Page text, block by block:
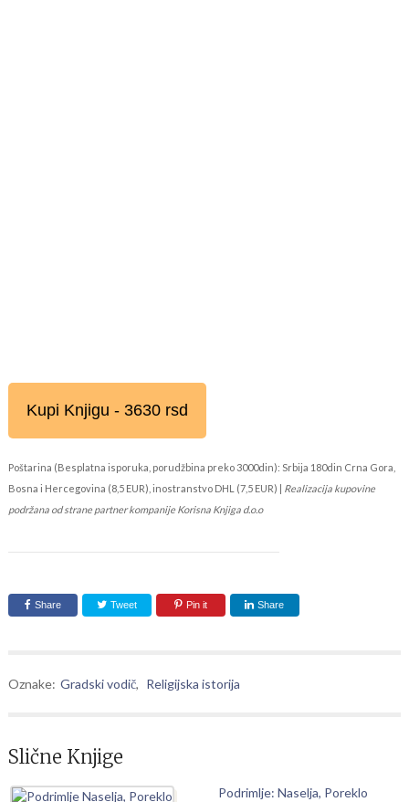
Kupi Knjigu - 3630 rsd
Poštarina (Besplatna isporuka, porudžbina preko 3000din): Srbija 180din Crna Gora,
Bosna i Hercegovina (8,5 EUR), inostranstvo DHL (7,5 EUR) | Realizacija kupovine
podržana od strane partner kompanije Korisna Knjiga d.o.o
Share Tweet Pin it Share
Oznake: Gradski vodič, Religijska istorija
Slične Knjige
Podrimlje: Naselja, Poreklo